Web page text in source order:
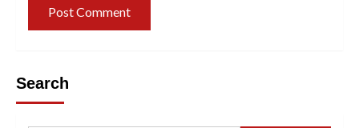
Search